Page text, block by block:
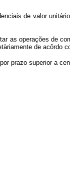
de valor
as operações de
de acôrdo
prazo superior a